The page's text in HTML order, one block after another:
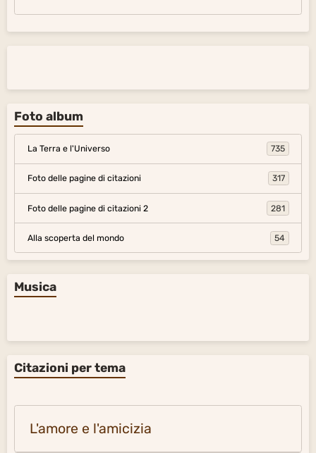
Foto album
La Terra e l'Universo 735
Foto delle pagine di citazioni 317
Foto delle pagine di citazioni 2 281
Alla scoperta del mondo 54
Musica
Citazioni per tema
L'amore e l'amicizia